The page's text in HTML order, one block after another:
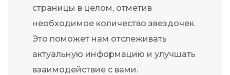
страницы в целом, отметив
необходимое количество звездочек.
Это поможет нам отслеживать
актуальную информацию и улучшать
взаимодействие с вами.